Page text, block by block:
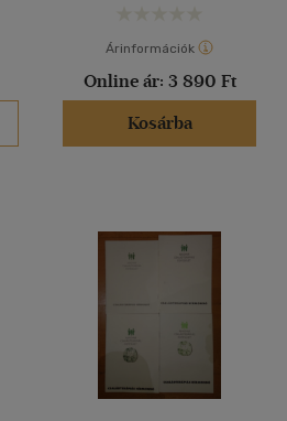
Árinformációk
Online ár: 3 890 Ft
Kosárba